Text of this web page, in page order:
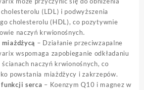
cholesterolu (LDL) i podwyższenia
cholesterolu (HDL), co pozytywnie
naczyń krwionośnych.
– Działanie przeciwzapalne
wspomaga zapobieganie odkładaniu
ścianach naczyń krwionośnych, co
powstania miażdżycy i zakrzepów.
serca – Koenzym Q10 i magnez w